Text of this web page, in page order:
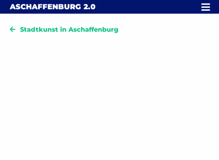
Skip to content
ASCHAFFENBURG 2.0 MENÜ
Stadtkunst in Aschaffenburg